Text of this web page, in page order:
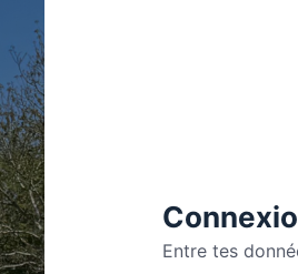
Entre tes